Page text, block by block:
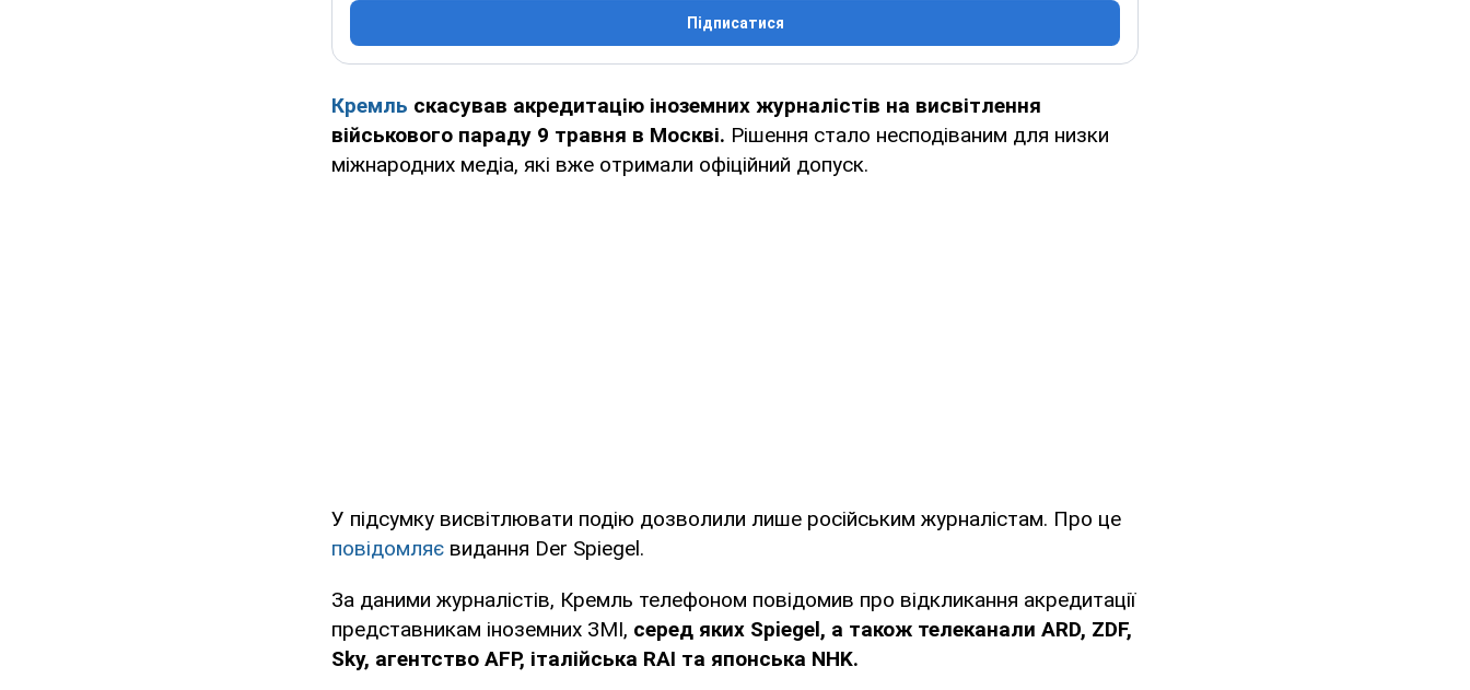
Підписатися
Кремль скасував акредитацію іноземних журналістів на висвітлення
військового параду 9 травня в Москві. Рішення стало несподіваним для низки
міжнародних медіа, які вже отримали офіційний допуск.
У підсумку висвітлювати подію дозволили лише російським журналістам. Про це
повідомляє видання Der Spiegel.
За даними журналістів, Кремль телефоном повідомив про відкликання акредитації
представникам іноземних ЗМІ, серед яких Spiegel, а також телеканали ARD, ZDF,
Sky, агентство AFP, італійська RAI та японська NHK.